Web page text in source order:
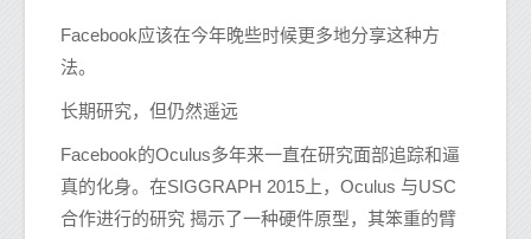
Facebook应该在今年晚些时候更多地分享这种方
法。
长期研究，但仍然遥远
Facebook的Oculus多年来一直在研究面部追踪和逼
真的化身。在SIGGRAPH 2015上，Oculus 与USC
合作进行的研究 揭示了一种硬件原型，其笨重的臂